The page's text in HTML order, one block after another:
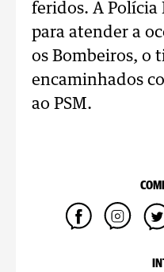
feridos. A
para atender a
os Bombeiros, o
encaminhados
ao PSM.